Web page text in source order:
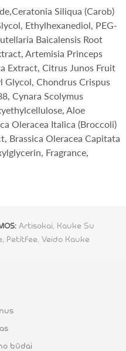
Siliqua (Carob)
Ethylhexanediol, PEG-
Baicalensis Root
Artemisia Princeps
Extract, Citrus Junos Fruit
Glycol, Chondrus Crispus
Cynara Scolymus
Aloe
Oleracea Italica (Broccoli)
Brassica Oleracea Capitata
Fragrance,
Artisokai Kauke Su
, Petitfee, Veido Kauke
būdai